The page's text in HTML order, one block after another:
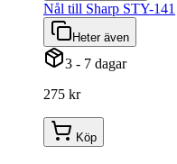
Nål till Sharp STY-141
Heter även
3 - 7 dagar
275 kr
Köp